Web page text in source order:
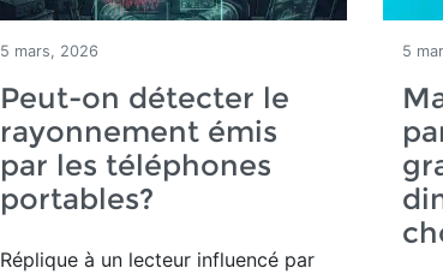
5 mars, 2026
Peut-on détecter le
rayonnement émis
par les téléphones
portables?
Réplique à un lecteur influencé par
5